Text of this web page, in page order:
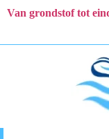
Van grondstof tot